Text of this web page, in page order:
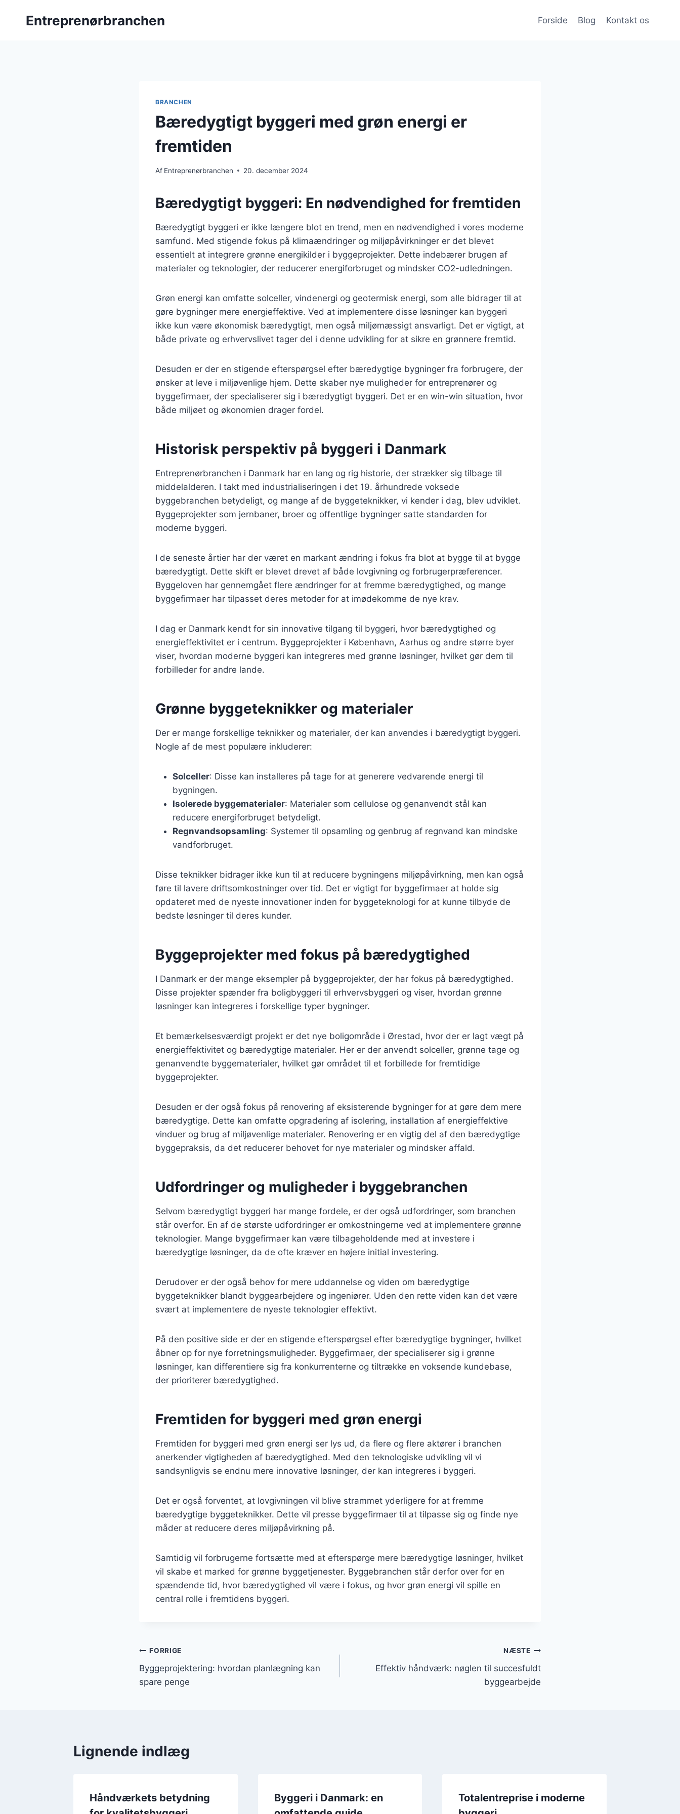
Entreprenørbranchen Forside Blog Kontakt os
BRANCHEN
Bæredygtigt byggeri med grøn energi er
fremtiden
Af Entreprenørbranchen 20. december 2024
Bæredygtigt byggeri: En nødvendighed for fremtiden
Bæredygtigt byggeri er ikke længere blot en trend, men en nødvendighed i vores moderne
samfund. Med stigende fokus på klimaændringer og miljøpåvirkninger er det blevet
essentielt at integrere grønne energikilder i byggeprojekter. Dette indebærer brugen af
materialer og teknologier, der reducerer energiforbruget og mindsker CO2-udledningen.
Grøn energi kan omfatte solceller, vindenergi og geotermisk energi, som alle bidrager til at
gøre bygninger mere energieffektive. Ved at implementere disse løsninger kan byggeri
ikke kun være økonomisk bæredygtigt, men også miljømæssigt ansvarligt. Det er vigtigt, at
både private og erhvervslivet tager del i denne udvikling for at sikre en grønnere fremtid.
Desuden er der en stigende efterspørgsel efter bæredygtige bygninger fra forbrugere, der
ønsker at leve i miljøvenlige hjem. Dette skaber nye muligheder for entreprenører og
byggefirmaer, der specialiserer sig i bæredygtigt byggeri. Det er en win-win situation, hvor
både miljøet og økonomien drager fordel.
Historisk perspektiv på byggeri i Danmark
Entreprenørbranchen i Danmark har en lang og rig historie, der strækker sig tilbage til
middelalderen. I takt med industrialiseringen i det 19. århundrede voksede
byggebranchen betydeligt, og mange af de byggeteknikker, vi kender i dag, blev udviklet.
Byggeprojekter som jernbaner, broer og offentlige bygninger satte standarden for
moderne byggeri.
I de seneste årtier har der været en markant ændring i fokus fra blot at bygge til at bygge
bæredygtigt. Dette skift er blevet drevet af både lovgivning og forbrugerpræferencer.
Byggeloven har gennemgået flere ændringer for at fremme bæredygtighed, og mange
byggefirmaer har tilpasset deres metoder for at imødekomme de nye krav.
I dag er Danmark kendt for sin innovative tilgang til byggeri, hvor bæredygtighed og
energieffektivitet er i centrum. Byggeprojekter i København, Aarhus og andre større byer
viser, hvordan moderne byggeri kan integreres med grønne løsninger, hvilket gør dem til
forbilleder for andre lande.
Grønne byggeteknikker og materialer
Der er mange forskellige teknikker og materialer, der kan anvendes i bæredygtigt byggeri.
Nogle af de mest populære inkluderer:
Solceller: Disse kan installeres på tage for at generere vedvarende energi til
bygningen.
Isolerede byggematerialer: Materialer som cellulose og genanvendt stål kan
reducere energiforbruget betydeligt.
Regnvandsopsamling: Systemer til opsamling og genbrug af regnvand kan mindske
vandforbruget.
Disse teknikker bidrager ikke kun til at reducere bygningens miljøpåvirkning, men kan også
føre til lavere driftsomkostninger over tid. Det er vigtigt for byggefirmaer at holde sig
opdateret med de nyeste innovationer inden for byggeteknologi for at kunne tilbyde de
bedste løsninger til deres kunder.
Byggeprojekter med fokus på bæredygtighed
I Danmark er der mange eksempler på byggeprojekter, der har fokus på bæredygtighed.
Disse projekter spænder fra boligbyggeri til erhvervsbyggeri og viser, hvordan grønne
løsninger kan integreres i forskellige typer bygninger.
Et bemærkelsesværdigt projekt er det nye boligområde i Ørestad, hvor der er lagt vægt på
energieffektivitet og bæredygtige materialer. Her er der anvendt solceller, grønne tage og
genanvendte byggematerialer, hvilket gør området til et forbillede for fremtidige
byggeprojekter.
Desuden er der også fokus på renovering af eksisterende bygninger for at gøre dem mere
bæredygtige. Dette kan omfatte opgradering af isolering, installation af energieffektive
vinduer og brug af miljøvenlige materialer. Renovering er en vigtig del af den bæredygtige
byggepraksis, da det reducerer behovet for nye materialer og mindsker affald.
Udfordringer og muligheder i byggebranchen
Selvom bæredygtigt byggeri har mange fordele, er der også udfordringer, som branchen
står overfor. En af de største udfordringer er omkostningerne ved at implementere grønne
teknologier. Mange byggefirmaer kan være tilbageholdende med at investere i
bæredygtige løsninger, da de ofte kræver en højere initial investering.
Derudover er der også behov for mere uddannelse og viden om bæredygtige
byggeteknikker blandt byggearbejdere og ingeniører. Uden den rette viden kan det være
svært at implementere de nyeste teknologier effektivt.
På den positive side er der en stigende efterspørgsel efter bæredygtige bygninger, hvilket
åbner op for nye forretningsmuligheder. Byggefirmaer, der specialiserer sig i grønne
løsninger, kan differentiere sig fra konkurrenterne og tiltrække en voksende kundebase,
der prioriterer bæredygtighed.
Fremtiden for byggeri med grøn energi
Fremtiden for byggeri med grøn energi ser lys ud, da flere og flere aktører i branchen
anerkender vigtigheden af bæredygtighed. Med den teknologiske udvikling vil vi
sandsynligvis se endnu mere innovative løsninger, der kan integreres i byggeri.
Det er også forventet, at lovgivningen vil blive strammet yderligere for at fremme
bæredygtige byggeteknikker. Dette vil presse byggefirmaer til at tilpasse sig og finde nye
måder at reducere deres miljøpåvirkning på.
Samtidig vil forbrugerne fortsætte med at efterspørge mere bæredygtige løsninger, hvilket
vil skabe et marked for grønne byggetjenester. Byggebranchen står derfor over for en
spændende tid, hvor bæredygtighed vil være i fokus, og hvor grøn energi vil spille en
central rolle i fremtidens byggeri.
Indlægsnavigation
FORRIGE
Byggeprojektering: hvordan planlægning kan
spare penge
NÆSTE
Effektiv håndværk: nøglen til succesfuldt
byggearbejde
Lignende indlæg
Håndværkets betydning
Byggeri i Danmark: en
Totalentreprise i moderne